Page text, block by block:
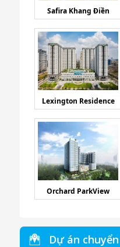
Safira Khang Điền
Lexington Residence
Orchard ParkView
Dự án